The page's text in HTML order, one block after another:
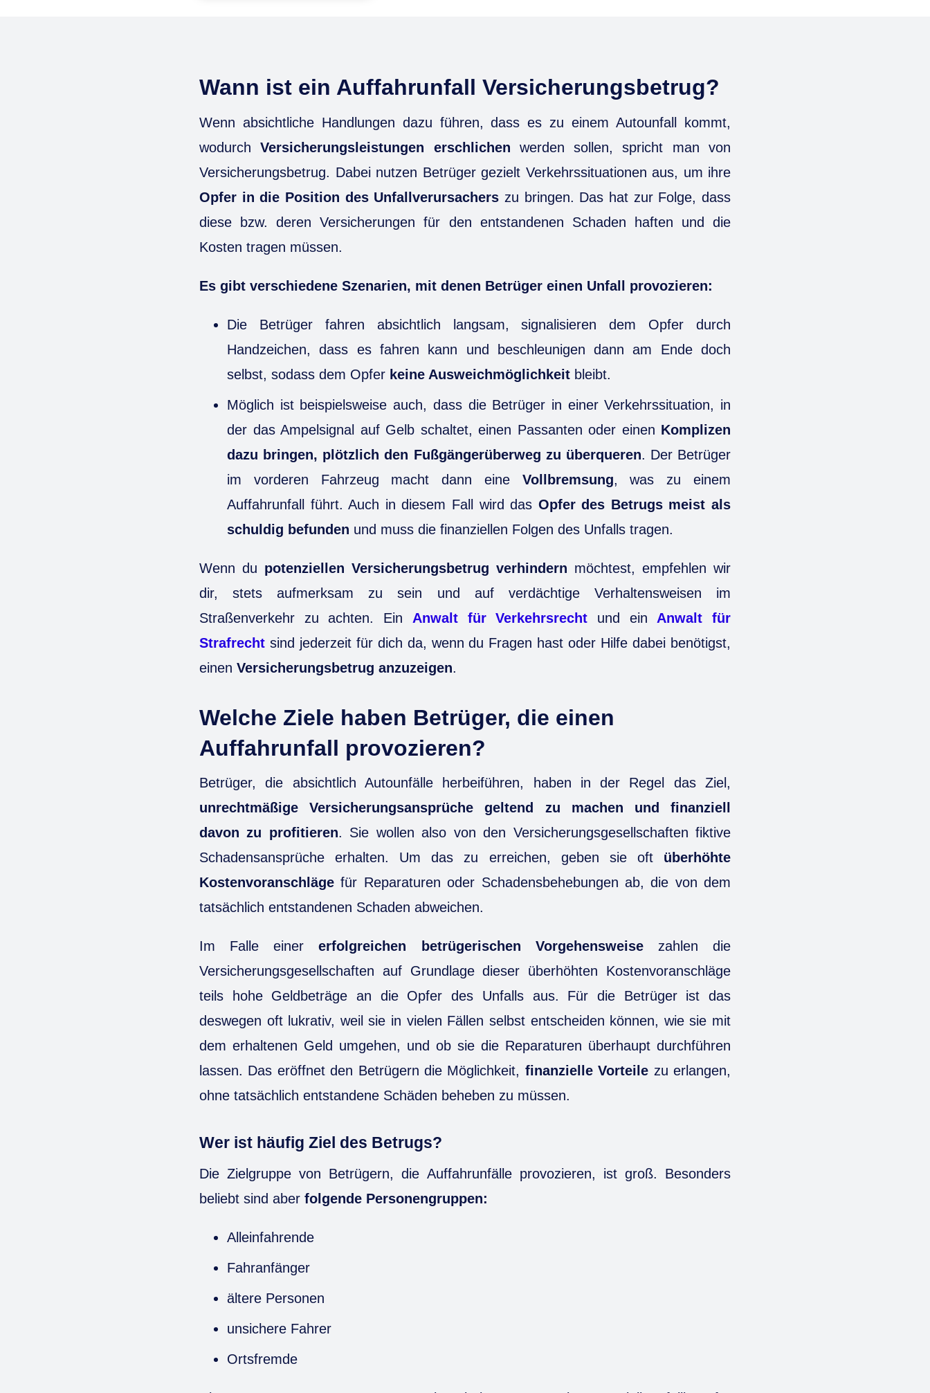
Wann ist ein Auffahrunfall Versicherungsbetrug?
Wenn absichtliche Handlungen dazu führen, dass es zu einem Autounfall kommt,
wodurchVersicherungsleistungen erschlichen werden sollen, spricht man von
Versicherungsbetrug. Dabei nutzen Betrüger gezielt Verkehrssituationen aus, um ihre
Opfer in die Position des Unfallverursachers zu bringen. Das hat zur Folge, dass
diese bzw. deren Versicherungen für den entstandenen Schaden haften und die
Kosten tragen müssen.
Es gibt verschiedene Szenarien, mit denen Betrüger einen Unfall provozieren:
Die Betrüger fahren absichtlich langsam, signalisieren dem Opfer durch
Handzeichen, dass es fahren kann und beschleunigen dann am Ende doch
selbst, sodass dem Opfer keine Ausweichmöglichkeit bleibt.
Möglich ist beispielsweise auch, dass die Betrüger in einer Verkehrssituation, in
der das Ampelsignal auf Gelb schaltet, einen Passanten oder einen Komplizen
dazu bringen, plötzlich den Fußgängerüberweg zu überqueren. Der Betrüger
im vorderen Fahrzeug macht dann eine Vollbremsung, was zu einem
Auffahrunfall führt. Auch in diesem Fall wird das Opfer des Betrugs meist als
schuldig befunden und muss die finanziellen Folgen des Unfalls tragen.
Wenn du potenziellen Versicherungsbetrug verhindern möchtest, empfehlen wir
dir, stets aufmerksam zu sein und auf verdächtige Verhaltensweisen im
Straßenverkehr zu achten. Ein Anwalt für Verkehrsrecht und ein Anwalt für
Strafrecht sind jederzeit für dich da, wenn du Fragen hast oder Hilfe dabei benötigst,
einen Versicherungsbetrug anzuzeigen.
Welche Ziele haben Betrüger, die einen
Auffahrunfall provozieren?
Betrüger, die absichtlich Autounfälle herbeiführen, haben in der Regel das Ziel,
unrechtmäßige Versicherungsansprüche geltend zu machen und finanziell
davon zu profitieren. Sie wollen also von den Versicherungsgesellschaften fiktive
Schadensansprüche erhalten. Um das zu erreichen, geben sie oft überhöhte
Kostenvoranschläge für Reparaturen oder Schadensbehebungen ab, die von dem
tatsächlich entstandenen Schaden abweichen.
Im Falle einererfolgreichen betrügerischen Vorgehensweisezahlen die
Versicherungsgesellschaften auf Grundlage dieser überhöhten Kostenvoranschläge
teils hohe Geldbeträge an die Opfer des Unfalls aus. Für die Betrüger ist das
deswegen oft lukrativ, weil sie in vielen Fällen selbst entscheiden können, wie sie mit
dem erhaltenen Geld umgehen, und ob sie die Reparaturen überhaupt durchführen
lassen. Das eröffnet den Betrügern die Möglichkeit, finanzielle Vorteile zu erlangen,
ohne tatsächlich entstandene Schäden beheben zu müssen.
Wer ist häufig Ziel des Betrugs?
Die Zielgruppe von Betrügern, die Auffahrunfälle provozieren, ist groß. Besonders
beliebt sind aber folgende Personengruppen:
Alleinfahrende
Fahranfänger
ältere Personen
unsichere Fahrer
Ortsfremde